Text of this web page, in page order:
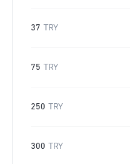
37 TRY
75 TRY
250 TRY
300 TRY